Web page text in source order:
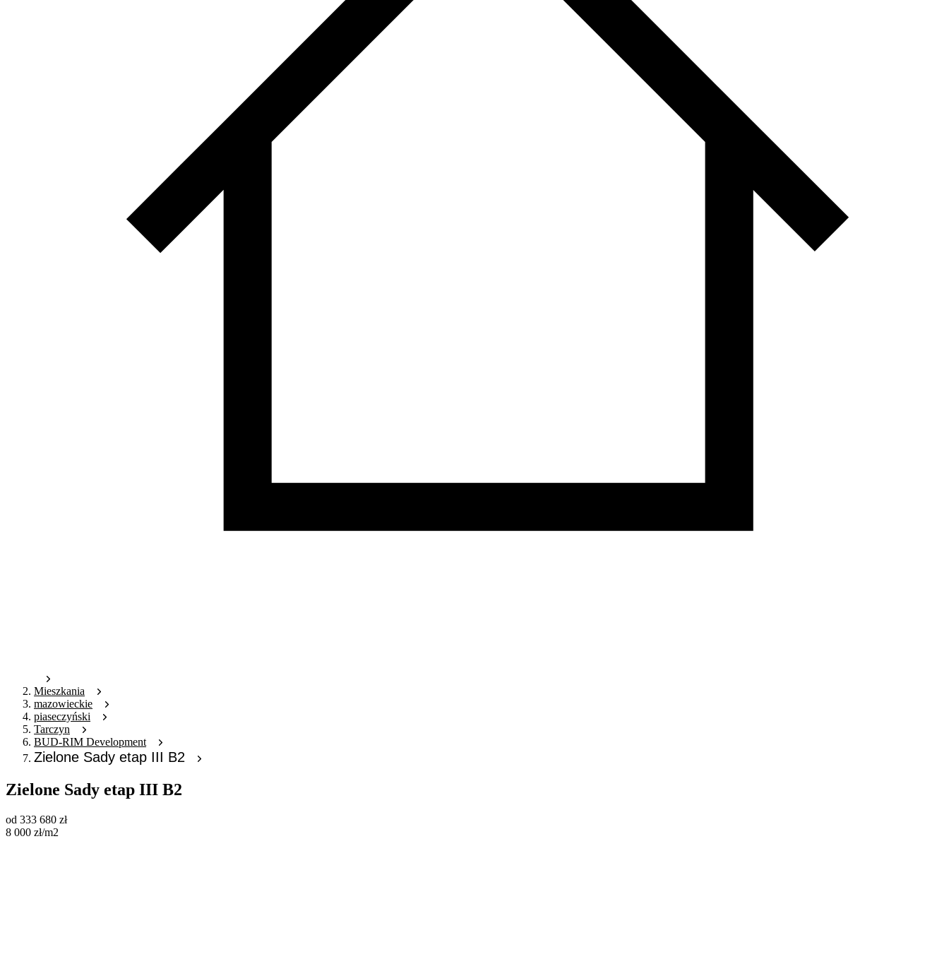
Mieszkania
mazowieckie
piaseczyński
Tarczyn
BUD-RIM Development
Zielone Sady etap III B2
Zielone Sady etap III B2
od 333 680 zł
8 000 zł/m2